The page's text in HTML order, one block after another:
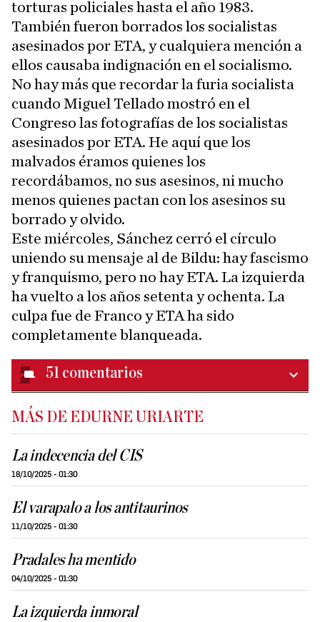
torturas policiales hasta el año 1983.
También fueron borrados los socialistas
asesinados por ETA, y cualquiera mención a
ellos causaba indignación en el socialismo.
No hay más que recordar la furia socialista
cuando Miguel Tellado mostró en el
Congreso las fotografías de los socialistas
asesinados por ETA. He aquí que los
malvados éramos quienes los
recordábamos, no sus asesinos, ni mucho
menos quienes pactan con los asesinos su
borrado y olvido.
Este miércoles, Sánchez cerró el círculo
uniendo su mensaje al de Bildu: hay fascismo
y franquismo, pero no hay ETA. La izquierda
ha vuelto a los años setenta y ochenta. La
culpa fue de Franco y ETA ha sido
completamente blanqueada.
51 comentarios
MÁS DE EDURNE URIARTE
La indecencia del CIS
18/10/2025 - 01:30
El varapalo a los antitaurinos
11/10/2025 - 01:30
Pradales ha mentido
04/10/2025 - 01:30
La izquierda inmoral